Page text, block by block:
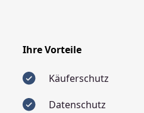
Ihre Vorteile
Käuferschutz
Datenschutz